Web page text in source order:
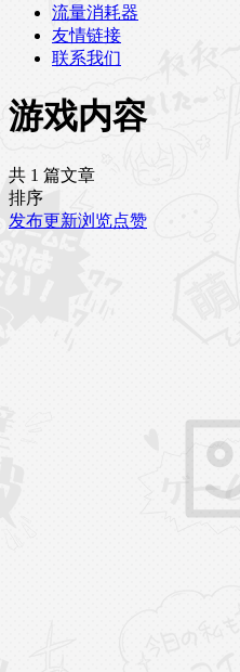
流量消耗器
友情链接
联系我们
游戏内容
共 1 篇文章
排序
发布更新浏览点赞